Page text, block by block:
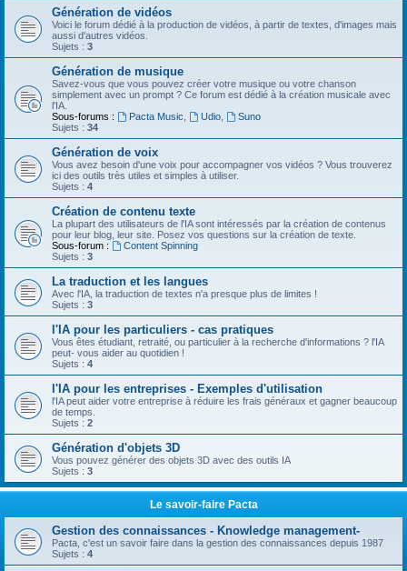
Génération de vidéos
Voici le forum dédié à la production de vidéos, à partir de textes, d'images mais
aussi d'autres vidéos.
Sujets : 3
Génération de musique
Savez-vous que vous pouvez créer votre musique ou votre chanson
simplement avec un prompt ? Ce forum est dédié à la création musicale avec
l'IA.
Sous-forums :
Pacta Music Udio,
Suno
Sujets : 34
Génération de voix
Vous avez besoin d'une voix pour accompagner vos vidéos ? Vous trouverez
ici des outils très utiles et simples à utiliser.
Sujets : 4
Création de contenu texte
La plupart des utilisateurs de l'IA sont intéressés par la création de contenus
pour leur blog, leur site. Posez vos questions sur la création de texte.
Sous-forum :
Content Spinning
Sujets : 3
La traduction et les langues
Avec l'IA, la traduction de textes n'a presque plus de limites !
Sujets : 3
l'IA pour les particuliers - cas pratiques
Vous êtes étudiant, retraité, ou particulier à la recherche d'informations ? l'IA
peut- vous aider au quotidien !
Sujets : 4
l'IA pour les entreprises - Exemples d'utilisation
l'IA peut aider votre entreprise à réduire les frais généraux et gagner beaucoup
de temps.
Sujets : 2
Génération d'objets 3D
Vous pouvez générer des objets 3D avec des outils IA
Sujets : 3
Le savoir-faire Pacta
Gestion des connaissances - Knowledge management-
Pacta, c'est un savoir faire dans la gestion des connaissances depuis 1987
Sujets : 4